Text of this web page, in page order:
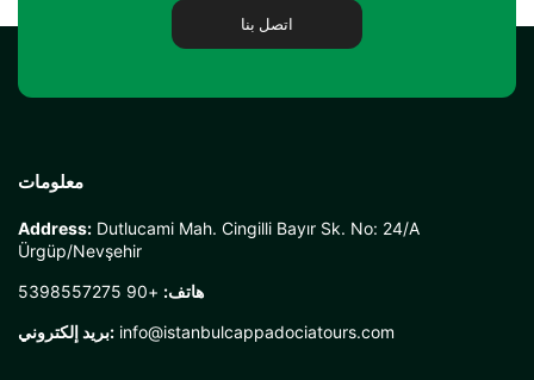
اتصل بنا
معلومات
Address: Dutlucami Mah. Cingilli Bayır Sk. No: 24/A
Ürgüp/Nevşehir
هاتف: +90 5398557275
بريد إلكتروني: info@istanbulcappadociatours.com